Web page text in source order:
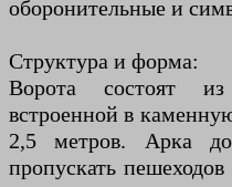
оборонительные и
Структура и форма:
Ворота состоят
встроенной в
2,5 метров. Арка
пропускать